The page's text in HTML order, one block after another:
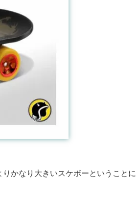
かなり大きいスケボーということに